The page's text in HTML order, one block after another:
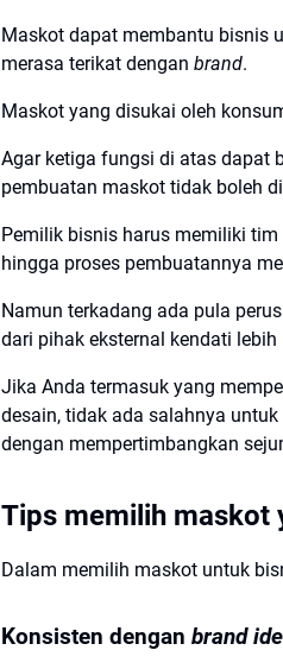
Maskot dapat membantu bisnis
merasa terikat dengan brand.
Maskot yang disukai oleh
Agar ketiga fungsi di atas dapat
pembuatan maskot tidak boleh
Pemilik bisnis harus memiliki
hingga proses pembuatannya
Namun terkadang ada pula
dari pihak eksternal kendati
Jika Anda termasuk yang
desain, tidak ada salahnya
dengan mempertimbangkan
Tips memilih maskot
Dalam memilih maskot untuk
Konsisten dengan brand